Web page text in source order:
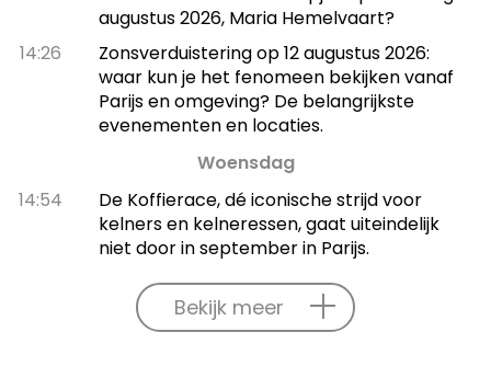
augustus 2026, Maria Hemelvaart?
14:26
Zonsverduistering op 12 augustus 2026:
waar kun je het fenomeen bekijken vanaf
Parijs en omgeving? De belangrijkste
evenementen en locaties.
Woensdag
14:54
De Koffierace, dé iconische strijd voor
kelners en kelneressen, gaat uiteindelijk
niet door in september in Parijs.
Bekijk meer